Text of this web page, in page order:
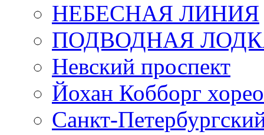
НЕБЕСНАЯ ЛИНИЯ
ПОДВОДНАЯ
Невский проспект
Йохан Кобборг
Санкт-